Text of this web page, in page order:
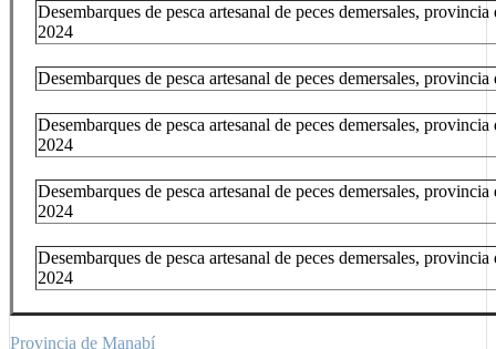
Desembarques de pesca artesanal de peces demersales,
2024
Desembarques de pesca artesanal de peces demersales,
Desembarques de pesca artesanal de peces demersales,
2024
Desembarques de pesca artesanal de peces demersales,
2024
Desembarques de pesca artesanal de peces demersales,
2024
Provincia de Manabí